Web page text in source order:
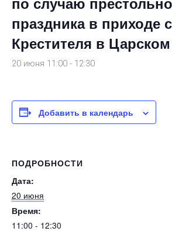
праздника в приходе
Крестителя в
20 июня 11:00 - 12:30
Добавить в календарь
ПОДРОБНОСТИ
Дата:
20 июня
Время:
11:00 - 12:30